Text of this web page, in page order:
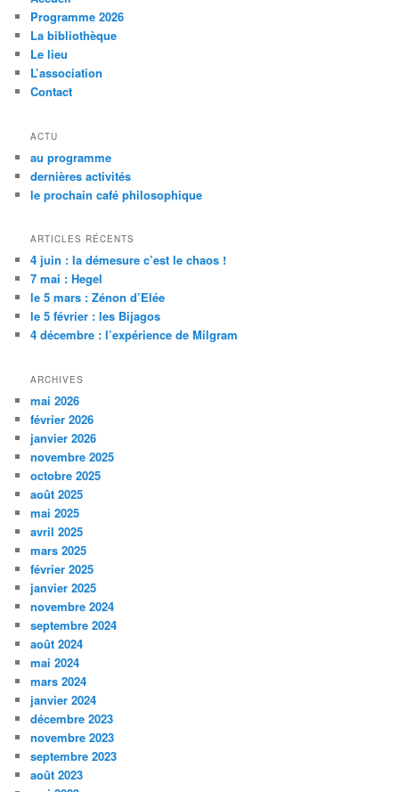
r
c
h
e
Programme 2026
La bibliothèque
Le lieu
L’association
Contact
ACTU
au programme
dernières activités
le prochain café philosophique
ARTICLES RÉCENTS
4 juin : la démesure c’est le chaos !
7 mai : Hegel
le 5 mars : Zénon d’Elée
le 5 février : les Bijagos
4 décembre : l’expérience de Milgram
ARCHIVES
mai 2026
février 2026
janvier 2026
novembre 2025
octobre 2025
août 2025
mai 2025
avril 2025
mars 2025
février 2025
janvier 2025
novembre 2024
septembre 2024
août 2024
mai 2024
mars 2024
janvier 2024
décembre 2023
novembre 2023
septembre 2023
août 2023